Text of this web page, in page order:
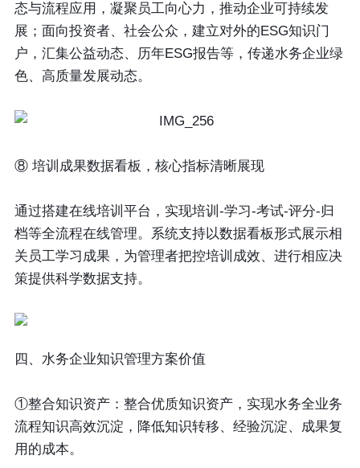
态与流程应用，凝聚员工向心力，推动企业可持续发
展；面向投资者、社会公众，建立对外的ESG知识门
户，汇集公益动态、历年ESG报告等，传递水务企业绿
色、高质量发展动态。
⑧ 培训成果数据看板，核心指标清晰展现
通过搭建在线培训平台，实现培训-学习-考试-评分-归
档等全流程在线管理。系统支持以数据看板形式展示相
关员工学习成果，为管理者把控培训成效、进行相应决
策提供科学数据支持。
四、水务企业知识管理方案价值
①整合知识资产： 整合优质知识资产，实现水务全业务
流程知识高效沉淀，降低知识转移、经验沉淀、成果复
用的成本。